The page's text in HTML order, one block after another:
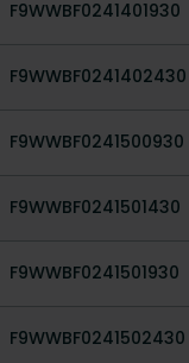
F9WWBF0241401930
F9WWBF0241402430
F9WWBF0241500930
F9WWBF0241501430
F9WWBF0241501930
F9WWBF0241502430